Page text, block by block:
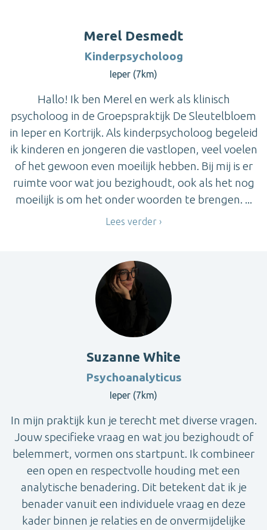
Merel Desmedt
Kinderpsycholoog
Ieper (7km)
Hallo! Ik ben Merel en werk als klinisch
psycholoog in de Groepspraktijk De Sleutelbloem
in Ieper en Kortrijk. Als kinderpsycholoog begeleid
ik kinderen en jongeren die vastlopen, veel voelen
of het gewoon even moeilijk hebben. Bij mij is er
ruimte voor wat jou bezighoudt, ook als het nog
moeilijk is om het onder woorden te brengen. ...
Lees verder
Suzanne White
Psychoanalyticus
Ieper (7km)
In mijn praktijk kun je terecht met diverse vragen.
Jouw specifieke vraag en wat jou bezighoudt of
belemmert, vormen ons startpunt. Ik combineer
een open en respectvolle houding met een
analytische benadering. Dit betekent dat ik je
benader vanuit een individuele vraag en deze
kader binnen je relaties en de onvermijdelijke